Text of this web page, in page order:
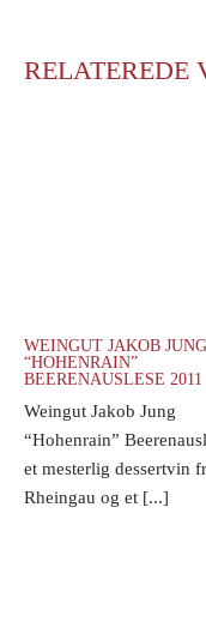
RELATEREDE
WEINGUT JAKOB JUNG
“HOHENRAIN”
BEERENAUSLESE 2011
Weingut Jakob Jung
“Hohenrain”
et mesterlig dessertvin
Rheingau og et [...]